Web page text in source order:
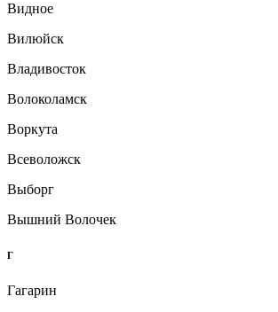
Видное
Вилюйск
Владивосток
Волоколамск
Воркута
Всеволожск
Выборг
Вышний Волочек
Г
Гагарин